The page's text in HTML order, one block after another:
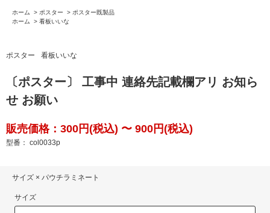
ホーム > ポスター > ポスター既製品
ホーム
> 看板いいな
ポスター 看板いいな
〔ポスター〕 工事中 連絡先記載欄アリ お知ら
せ お願い
販売価格：300円(税込) 〜 900円(税込)
型番： col0033p
サイズ × パウチラミネート
サイズ